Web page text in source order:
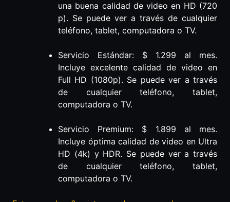
una buena calidad de video en HD (720
p). Se puede ver a través de cualquier
teléfono, tablet, computadora o TV.
Servicio Estándar: $ 1.299 al mes.
Incluye excelente calidad de video en
Full HD (1080p). Se puede ver a través
de cualquier teléfono, tablet,
computadora o TV.
Servicio Premium: $ 1.899 al mes.
Incluye óptima calidad de video en Ultra
HD (4k) y HDR. Se puede ver a través
de cualquier teléfono, tablet,
computadora o TV.